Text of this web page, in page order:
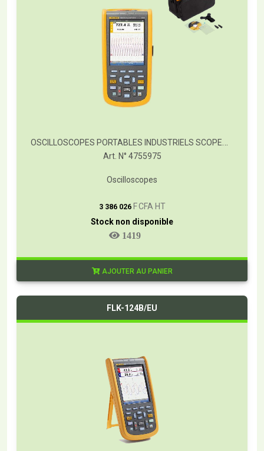
OSCILLOSCOPES PORTABLES INDUSTRIELS SCOPEMETER® FLUKE SÉRIE 120B
Art. N° 4755975
Oscilloscopes
3 386 026 F CFA HT
Stock non disponible
1419
AJOUTER AU PANIER
FLK-124B/EU